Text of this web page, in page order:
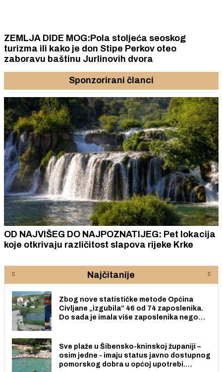
ZEMLJA DIDE MOG:Pola stoljeća seoskog
turizma ili kako je don Stipe Perkov oteo
zaboravu baštinu Jurlinovih dvora
Sponzorirani članci
OD NAJVIŠEG DO NAJPOZNATIJEG: Pet lokacija
koje otkrivaju različitost slapova rijeke Krke
Najčitanije
Zbog nove statističke metode Općina
Civljane „izgubila” 46 od 74 zaposlenika.
Do sada je imala više zaposlenika nego
Sve plaže u Šibensko-kninskoj županiji –
osim jedne - imaju status javno dostupnog
pomorskog dobra u općoj upotrebi.